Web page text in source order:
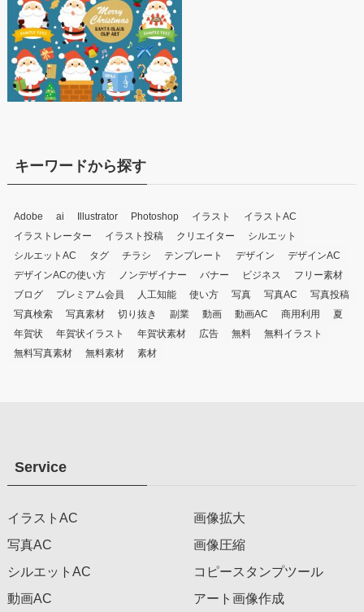
キーワードから探す
Adobe ai Illustrator Photoshop イラスト
イラストAC
イラストレーター
イラスト投稿 クリエイター
シルエット
シルエットAC
タグ チラシ テンプレート デザイン
デザインAC
デザインACの使い方
ノンデザイナー バナー ビジネス
フリー素材
ブログ
プレミアム会員 人工知能 使い方 写真 写真AC
写真投稿
写真検索
写真素材 切り抜き 副業 動画 動画AC 商用利用
夏
年賀状
年賀状イラスト 年賀状素材 広告 無料
無料イラスト
無料写真素材
無料素材 素材
Service
イラストAC
写真AC
シルエットAC
動画AC
画像拡大
画像圧縮
コピースタンプツール
アート画像作成